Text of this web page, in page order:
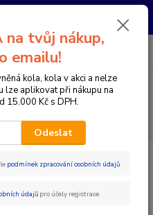
si prosím zavolejte dopředu.
Menu
EA50 AX
na tvůj nákup,
emailu!
kola, kola v akci a nelze
lze aplikovat při nákupu na
15.000 Kč s DPH.
Odeslat
podmínek zpracování osobních údajů.
údajů pro účely registrace.